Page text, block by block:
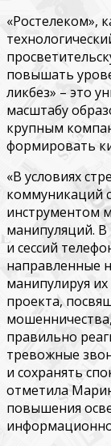
«Ростелеком»,
повышать
ликбез» – это
масштабу
крупным
формировать
«В условиях
коммуникаций
инструментом
манипуляций. В
и сессий
направленные
манипулируя
проекта,
правильно
тревожные
и сохранять
отметила
повышения